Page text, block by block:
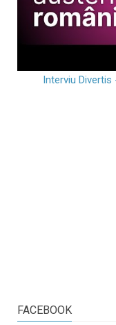
Interviu
FACEBOOK